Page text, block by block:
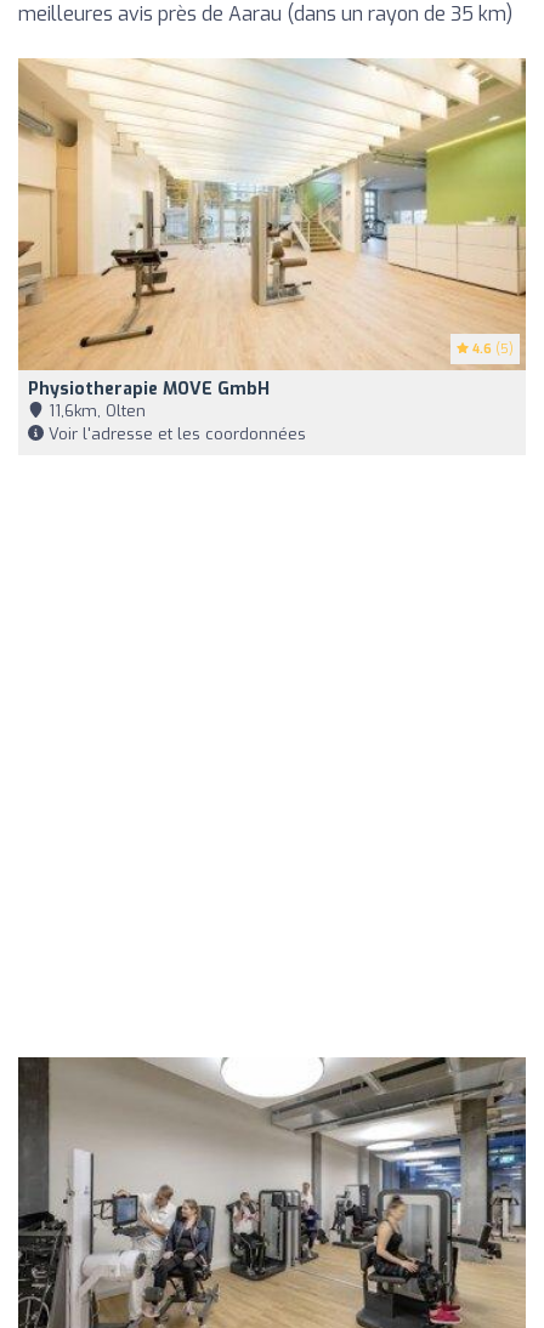
meilleures avis près de Aarau (dans un rayon de 35 km)
4.6 (5)
Physiotherapie MOVE GmbH
11,6km, Olten
Voir l'adresse et les coordonnées